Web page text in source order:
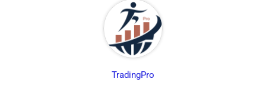
TradingPro